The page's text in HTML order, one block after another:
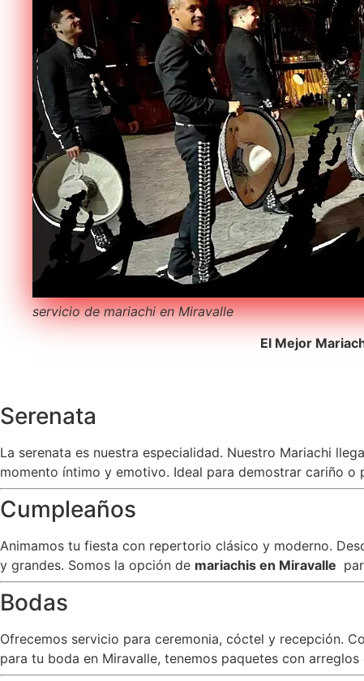
servicio de mariachi en Miravalle
El Mejor
Serenata
La serenata es nuestra especialidad. Nuestro Mariachi
momento íntimo y emotivo. Ideal para demostrar cariño o
Cumpleaños
Animamos tu fiesta con repertorio clásico y moderno.
y grandes. Somos la opción de mariachis en Miravalle
Bodas
Ofrecemos servicio para ceremonia, cóctel y recepción.
para tu boda en Miravalle, tenemos paquetes con